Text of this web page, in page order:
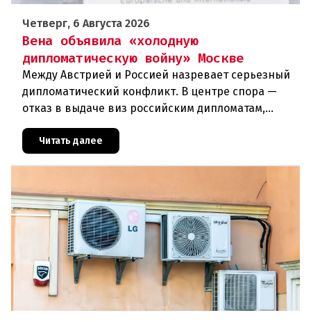
Четверг, 6 Августа 2026
Вена объявила «холодную
дипломатическую войну» Москве
Между Австрией и Россией назревает серьезный
дипломатический конфликт. В центре спора —
отказ в выдаче виз российским дипломатам,
международных организаций, которые
Читать далее